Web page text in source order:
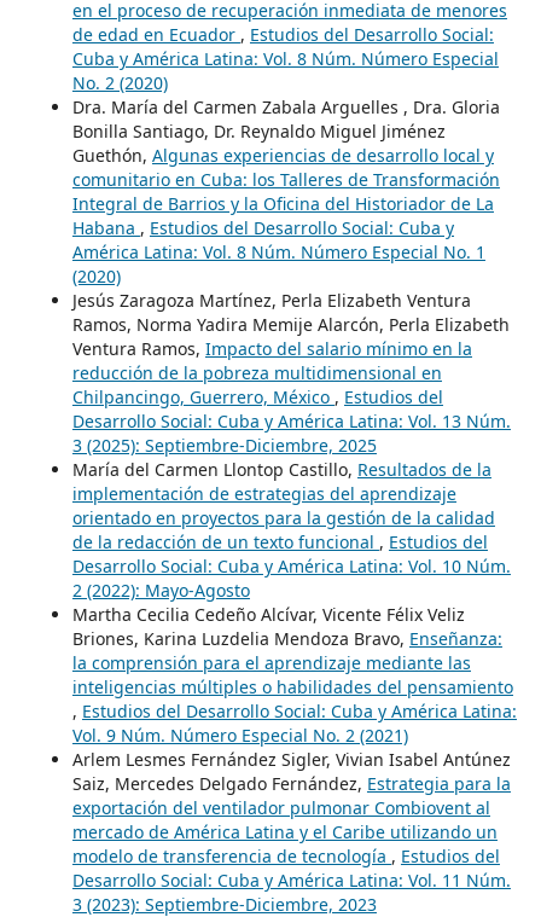
en el proceso de recuperación inmediata de menores
de edad en Ecuador , Estudios del Desarrollo Social:
Cuba y América Latina: Vol. 8 Núm. Número Especial
No. 2 (2020)
Dra. María del Carmen Zabala Arguelles , Dra. Gloria
Bonilla Santiago, Dr. Reynaldo Miguel Jiménez
Guethón, Algunas experiencias de desarrollo local y
comunitario en Cuba: los Talleres de Transformación
Integral de Barrios y la Oficina del Historiador de La
Habana , Estudios del Desarrollo Social: Cuba y
América Latina: Vol. 8 Núm. Número Especial No. 1
(2020)
Jesús Zaragoza Martínez, Perla Elizabeth Ventura
Ramos, Norma Yadira Memije Alarcón, Perla Elizabeth
Ventura Ramos, Impacto del salario mínimo en la
reducción de la pobreza multidimensional en
Chilpancingo, Guerrero, México , Estudios del
Desarrollo Social: Cuba y América Latina: Vol. 13 Núm.
3 (2025): Septiembre-Diciembre, 2025
María del Carmen Llontop Castillo, Resultados de la
implementación de estrategias del aprendizaje
orientado en proyectos para la gestión de la calidad
de la redacción de un texto funcional , Estudios del
Desarrollo Social: Cuba y América Latina: Vol. 10 Núm.
2 (2022): Mayo-Agosto
Martha Cecilia Cedeño Alcívar, Vicente Félix Veliz
Briones, Karina Luzdelia Mendoza Bravo, Enseñanza:
la comprensión para el aprendizaje mediante las
inteligencias múltiples o habilidades del pensamiento
, Estudios del Desarrollo Social: Cuba y América Latina:
Vol. 9 Núm. Número Especial No. 2 (2021)
Arlem Lesmes Fernández Sigler, Vivian Isabel Antúnez
Saiz, Mercedes Delgado Fernández, Estrategia para la
exportación del ventilador pulmonar Combiovent al
mercado de América Latina y el Caribe utilizando un
modelo de transferencia de tecnología , Estudios del
Desarrollo Social: Cuba y América Latina: Vol. 11 Núm.
3 (2023): Septiembre-Diciembre, 2023